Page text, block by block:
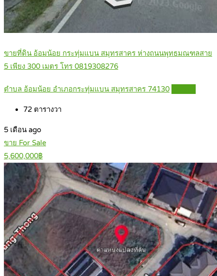
ขายที่ดิน อ้อมน้อย กระทุ่มแบน สมุทรสาคร ห่างถนนพุทธมณฑลสาย
5 เพียง 300 เมตร โทร 0819308276
ตำบล อ้อมน้อย อำเภอกระทุ่มแบน สมุทรสาคร 74130
72 ตารางวา
5 เดือน ago
ขาย For Sale
5,600,000฿